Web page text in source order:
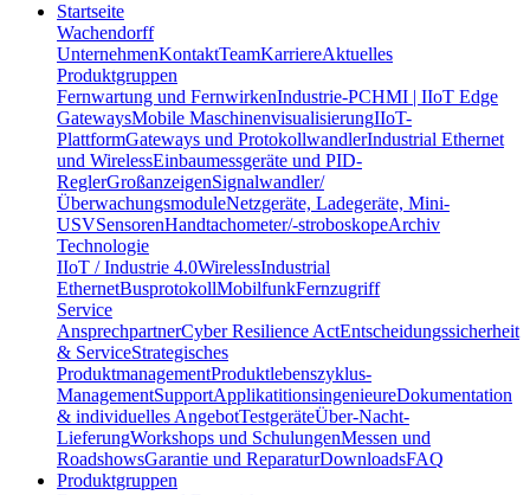
Startseite
Wachendorff
UnternehmenKontaktTeamKarriereAktuelles
Produktgruppen
Fernwartung und FernwirkenIndustrie-PCHMI | IIoT Edge
GatewaysMobile MaschinenvisualisierungIIoT-
PlattformGateways und ProtokollwandlerIndustrial Ethernet
und WirelessEinbaumessgeräte und PID-
ReglerGroßanzeigenSignalwandler/
ÜberwachungsmoduleNetzgeräte, Ladegeräte, Mini-
USVSensorenHandtachometer/-stroboskopeArchiv
Technologie
IIoT / Industrie 4.0WirelessIndustrial
EthernetBusprotokollMobilfunkFernzugriff
Service
AnsprechpartnerCyber Resilience ActEntscheidungssicherheit
& ServiceStrategisches
ProduktmanagementProduktlebenszyklus-
ManagementSupportApplikatitionsingenieureDokumentation
& individuelles AngebotTestgeräteÜber-Nacht-
LieferungWorkshops und SchulungenMessen und
RoadshowsGarantie und ReparaturDownloadsFAQ
Produktgruppen